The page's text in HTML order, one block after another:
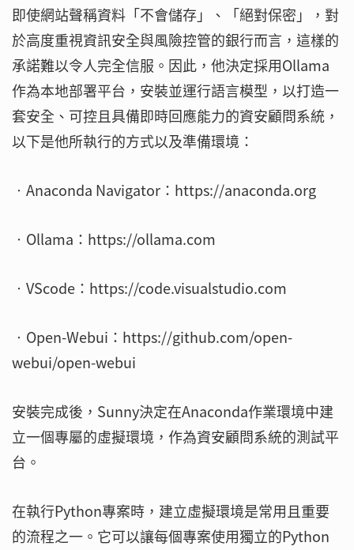
即使網站聲稱資料「不會儲存」、「絕對保密」，對
於高度重視資訊安全與風險控管的銀行而言，這樣的
承諾難以令人完全信服。因此，他決定採用Ollama
作為本地部署平台，安裝並運行語言模型，以打造一
套安全、可控且具備即時回應能力的資安顧問系統，
以下是他所執行的方式以及準備環境：
‧Anaconda Navigator：https://anaconda.org
‧Ollama：https://ollama.com
‧VScode：https://code.visualstudio.com
‧Open-Webui：https://github.com/open-
webui/open-webui
安裝完成後，Sunny決定在Anaconda作業環境中建
立一個專屬的虛擬環境，作為資安顧問系統的測試平
台。
在執行Python專案時，建立虛擬環境是常用且重要
的流程之一。它可以讓每個專案使用獨立的Python